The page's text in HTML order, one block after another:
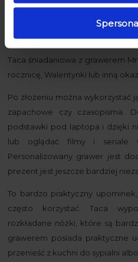
Taca śniadaniowa z grawerem
rocznicę, Walentynki lub inną
Po złożeniu można wykorzystać
zapachowe czy czasopisma.
podstawki pod laptopa i dzięki
lub oglądać filmy i seriale
Personalizowany grawer jest
prezent jest jeszcze bardziej
To bardzo praktyczny
często korzystać. Taca
rozkładane nóżki, które są
grawerem posiada praktyczne
przenieść z kuchni do sypialni albo